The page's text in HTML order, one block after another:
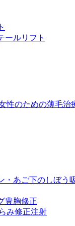
ールリフト
性のための薄毛治
・あご下のしぼう
豊胸修正
み修正注射